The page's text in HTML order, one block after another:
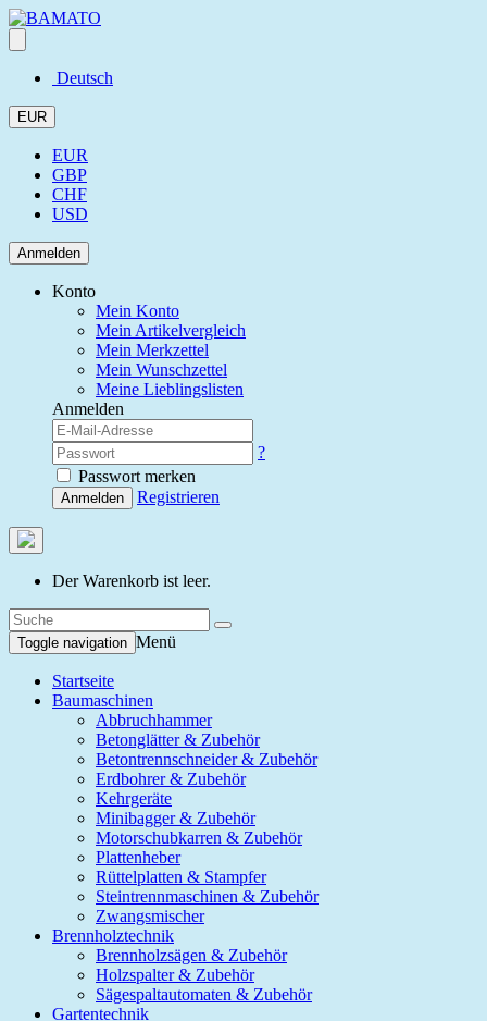
Deutsch
EUR
EUR
GBP
CHF
USD
Anmelden
Konto
Mein Konto
Mein Artikelvergleich
Mein Merkzettel
Mein Wunschzettel
Meine Lieblingslisten
Anmelden
?
Passwort merken
Anmelden Registrieren
Der Warenkorb ist leer.
Toggle navigation Menü
Startseite
Baumaschinen
Abbruchhammer
Betonglätter & Zubehör
Betontrennschneider & Zubehör
Erdbohrer & Zubehör
Kehrgeräte
Minibagger & Zubehör
Motorschubkarren & Zubehör
Plattenheber
Rüttelplatten & Stampfer
Steintrennmaschinen & Zubehör
Zwangsmischer
Brennholztechnik
Brennholzsägen & Zubehör
Holzspalter & Zubehör
Sägespaltautomaten & Zubehör
Gartentechnik